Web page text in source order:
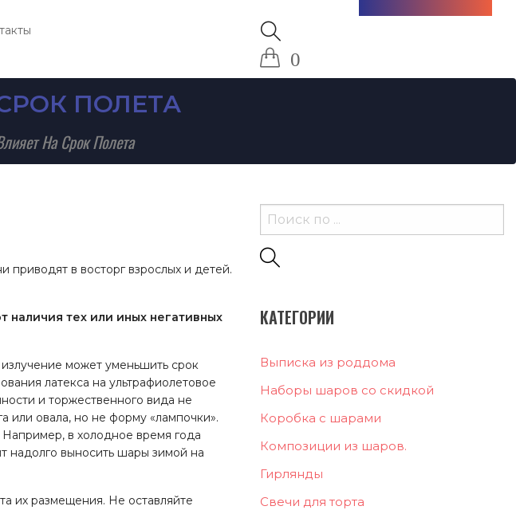
0
ПОЛЕТА
На Срок Полета
в восторг взрослых и детей.
наличия тех или иных негативных
может уменьшить срок
латекса на ультрафиолетовое
и торжественного вида не
или овала, но не форму «лампочки».
в холодное время года
надолго выносить шары зимой на
их размещения. Не оставляйте
КАТЕГОРИИ
Выписка из роддома
Наборы шаров со скидкой
Коробка с шарами
Композиции из шаров.
Гирлянды
Свечи для торта